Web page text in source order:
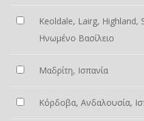
Keoldale, Lairg, Highland,
Ηνωμένο Βασίλειο
Μαδρίτη, Ισπανία
Κόρδοβα, Ανδαλουσία,